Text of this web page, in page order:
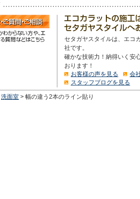
セタガヤスタイルは、エコ
社です。
確かな技術力！納得いく安
おります！
お客様の声を見る
会
スタッフブログを見る
洗面室 > 幅の違う2本のライン貼り